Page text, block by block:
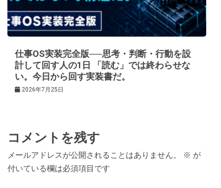
仕事OS実装完全版──思考・判断・行動を設
計して回す人の1日 「読む」では終わらせな
い。今日から回す実装書だ。
2026年7月25日
コメントを残す
メールアドレスが公開されることはありません。 ※ が
付いている欄は必須項目です